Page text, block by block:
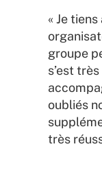
« Je
groupe
s’est
oubliés
très